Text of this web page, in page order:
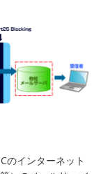
のインターネット